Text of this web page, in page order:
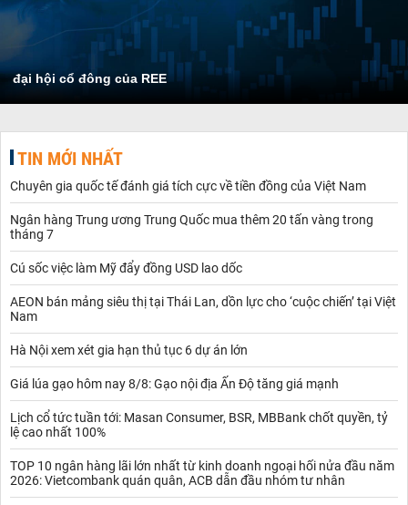
đại hội cổ đông của REE
TIN MỚI NHẤT
Chuyên gia quốc tế đánh giá tích cực về tiền đồng của Việt Nam
Ngân hàng Trung ương Trung Quốc mua thêm 20 tấn vàng trong
tháng 7
Cú sốc việc làm Mỹ đẩy đồng USD lao dốc
AEON bán mảng siêu thị tại Thái Lan, dồn lực cho ‘cuộc chiến’ tại Việt
Nam
Hà Nội xem xét gia hạn thủ tục 6 dự án lớn
Giá lúa gạo hôm nay 8/8: Gạo nội địa Ấn Độ tăng giá mạnh
Lịch cổ tức tuần tới: Masan Consumer, BSR, MBBank chốt quyền, tỷ
lệ cao nhất 100%
TOP 10 ngân hàng lãi lớn nhất từ kinh doanh ngoại hối nửa đầu năm
2026: Vietcombank quán quân, ACB dẫn đầu nhóm tư nhân